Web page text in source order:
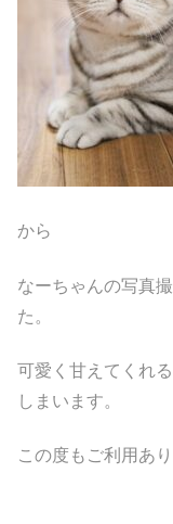
から
なーちゃんの写真
た。
可愛く甘えてくれ
しまいます。
この度もご利用あ